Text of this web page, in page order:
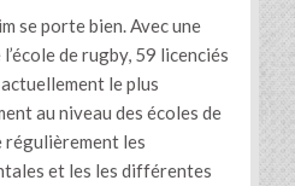
se porte bien. Avec une
de rugby, 59 licenciés
le plus
au niveau des écoles de
régulièrement les
et les les différentes